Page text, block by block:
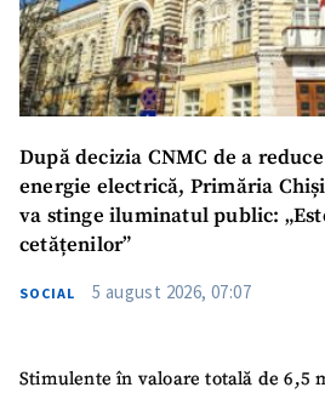
După decizia CNMC de a
energie electrică, Primăria
va stinge iluminatul public:
cetățenilor”
SOCIAL 5 august 2026, 07:07
Stimulente în valoare totală de 6,5
Mesajul știrei
+ Mesajul știrei
CONTACT SURSĂ
Sursă anonimă
Nume+ Numele meu